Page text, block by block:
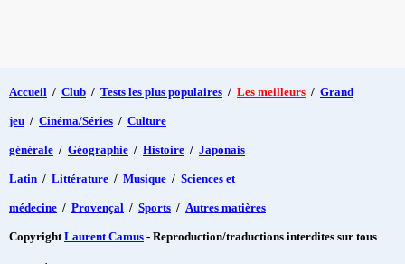
Accueil / Club / Tests les plus populaires / Les meilleurs / Grand
jeu / Cinéma/Séries / Culture
générale / Géographie / Histoire / Japonais
Latin / Littérature / Musique / Sciences et
médecine / Provençal / Sports / Autres matières
Copyright Laurent Camus - Reproduction/traductions interdites sur tous